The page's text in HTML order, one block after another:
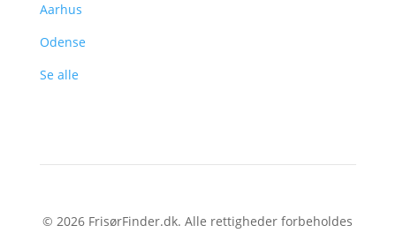
Aarhus
Odense
Se alle
© 2026 FrisørFinder.dk. Alle rettigheder forbeholdes